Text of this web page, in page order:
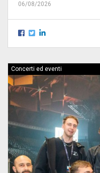
06/08/2026
Concerti ed eventi